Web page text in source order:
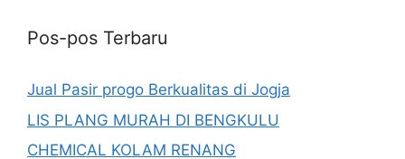
Pos-pos Terbaru
Jual Pasir progo Berkualitas di Jogja
LIS PLANG MURAH DI BENGKULU
CHEMICAL KOLAM RENANG